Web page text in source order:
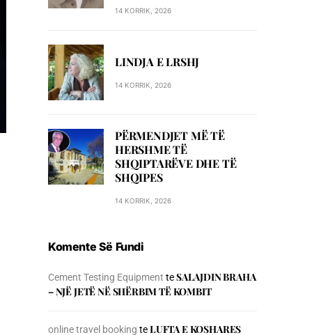
14 KORRIK, 2026
LINDJA E LRSHJ
14 KORRIK, 2026
PËRMENDJET MË TË
HERSHME TË
SHQIPTARËVE DHE TË
SHQIPES
14 KORRIK, 2026
Komente Së Fundi
Cement Testing Equipment teSALAJDIN BRAHA
– NJЁ JETЁ NЁ SHЁRBIM TЁ KOMBIT
online travel booking teLUFTA E KOSHARES